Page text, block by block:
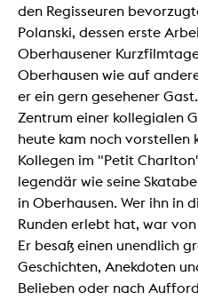
den Regisseuren
Polanski, dessen erste
Oberhausener
Oberhausen wie auf
er ein gern gesehener
Zentrum einer kollegialen
heute kam noch vorstellen
Kollegen im "Petit
legendär wie seine
in Oberhausen. Wer ihn in
Runden erlebt hat, war
Er besaß einen unendlich
Geschichten, Anekdoten
Belieben oder nach